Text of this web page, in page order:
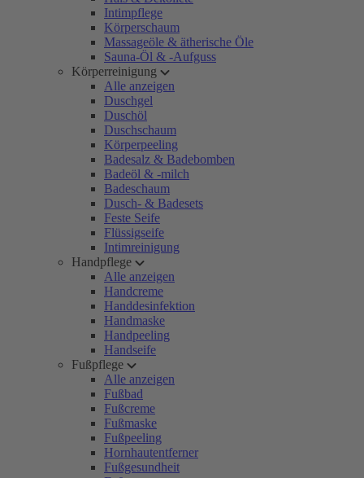
Intimpflege
Körperschaum
Massageöle & ätherische Öle
Sauna-Öl & -Aufguss
Körperreinigung
Alle anzeigen
Duschgel
Duschöl
Duschschaum
Körperpeeling
Badesalz & Badebomben
Badeöl & -milch
Badeschaum
Dusch- & Badesets
Feste Seife
Flüssigseife
Intimreinigung
Handpflege
Alle anzeigen
Handcreme
Handdesinfektion
Handmaske
Handpeeling
Handseife
Fußpflege
Alle anzeigen
Fußbad
Fußcreme
Fußmaske
Fußpeeling
Hornhautentferner
Fußgesundheit